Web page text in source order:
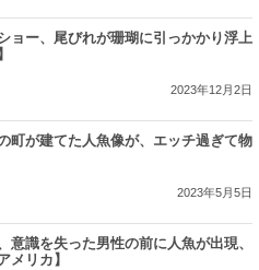
ョー、尾びれが珊瑚に引っかかり浮上
2023年12月2日
町が建てた人魚像が、エッチ過ぎて物
2023年5月5日
意識を失った男性の前に人魚が出現、
メリカ】